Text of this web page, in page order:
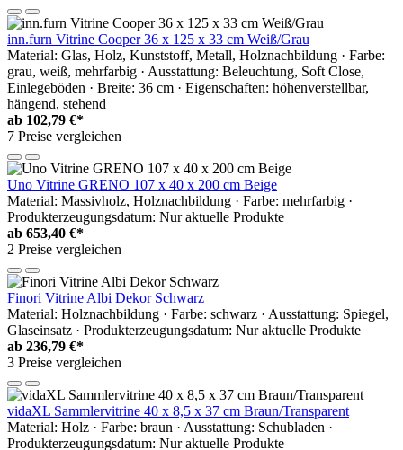
inn.furn Vitrine Cooper 36 x 125 x 33 cm Weiß/Grau
Material: Glas, Holz, Kunststoff, Metall, Holznachbildung · Farbe:
grau, weiß, mehrfarbig · Ausstattung: Beleuchtung, Soft Close,
Einlegeböden · Breite: 36 cm · Eigenschaften: höhenverstellbar,
hängend, stehend
ab 102,79 €*
7 Preise vergleichen
Uno Vitrine GRENO 107 x 40 x 200 cm Beige
Material: Massivholz, Holznachbildung · Farbe: mehrfarbig ·
Produkterzeugungsdatum: Nur aktuelle Produkte
ab 653,40 €*
2 Preise vergleichen
Finori Vitrine Albi Dekor Schwarz
Material: Holznachbildung · Farbe: schwarz · Ausstattung: Spiegel,
Glaseinsatz · Produkterzeugungsdatum: Nur aktuelle Produkte
ab 236,79 €*
3 Preise vergleichen
vidaXL Sammlervitrine 40 x 8,5 x 37 cm Braun/Transparent
Material: Holz · Farbe: braun · Ausstattung: Schubladen ·
Produkterzeugungsdatum: Nur aktuelle Produkte